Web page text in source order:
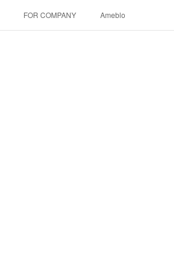
FOR COMPANY Ameblo